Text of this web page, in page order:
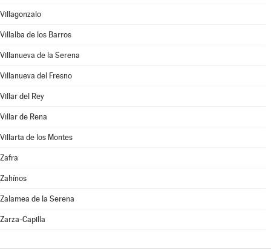
Villagonzalo
Villalba de los Barros
Villanueva de la Serena
Villanueva del Fresno
Villar del Rey
Villar de Rena
Villarta de los Montes
Zafra
Zahínos
Zalamea de la Serena
Zarza-Capilla